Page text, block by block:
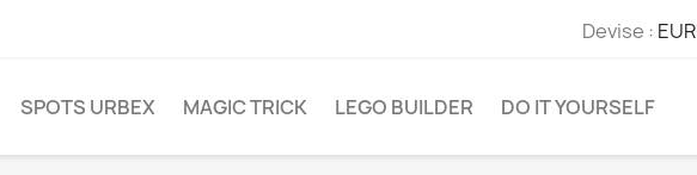
Devise :
SPOTS URBEX MAGIC TRICK LEGO BUILDER DO IT YOURSELF